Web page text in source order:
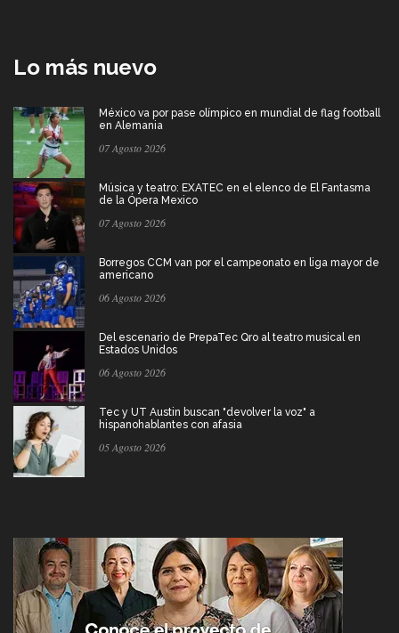
Lo más nuevo
México va por pase olímpico en mundial de flag football
en Alemania
07 Agosto 2026
Música y teatro: EXATEC en el elenco de El Fantasma
de la Ópera Mexico
07 Agosto 2026
Borregos CCM van por el campeonato en liga mayor de
americano
06 Agosto 2026
Del escenario de PrepaTec Qro al teatro musical en
Estados Unidos
06 Agosto 2026
Tec y UT Austin buscan "devolver la voz" a
hispanohablantes con afasia
05 Agosto 2026